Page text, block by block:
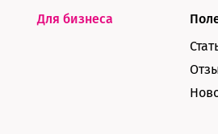
Для бизнеса